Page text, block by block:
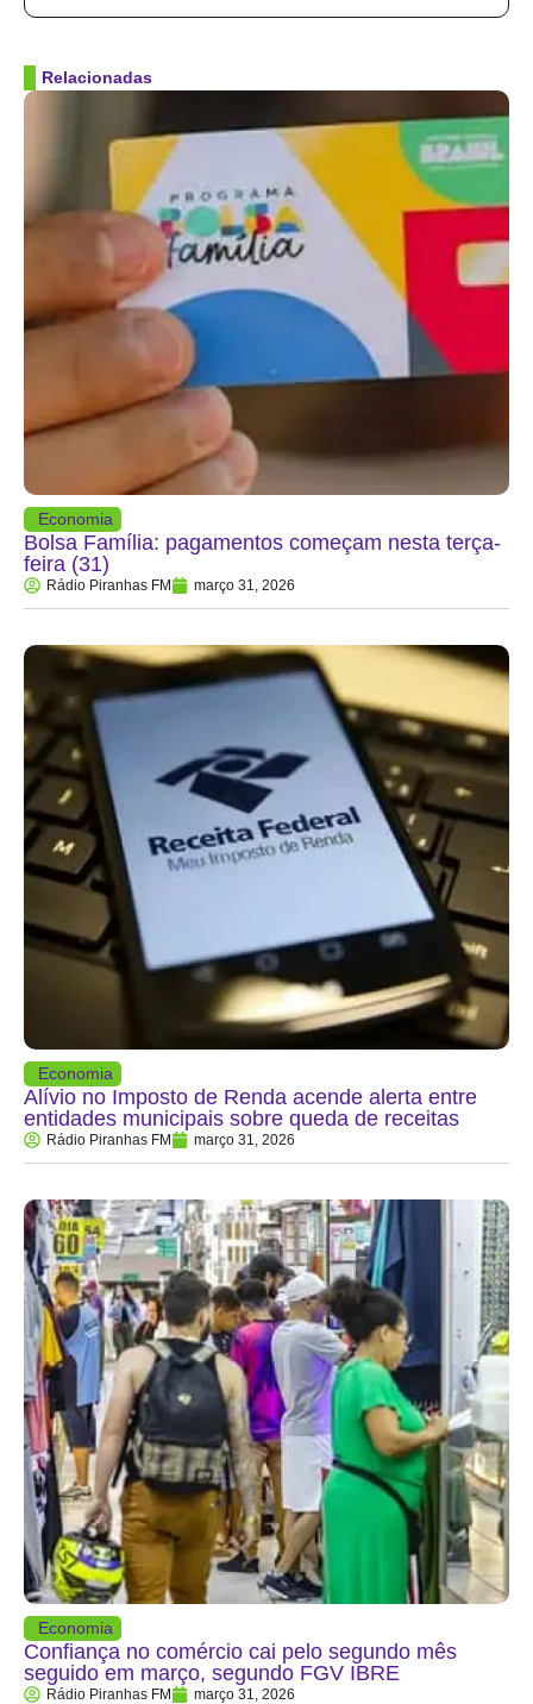
Relacionadas
Economia
Bolsa Família: pagamentos começam nesta terça-
feira (31)
Rádio Piranhas FM março 31, 2026
Economia
Alívio no Imposto de Renda acende alerta entre
entidades municipais sobre queda de receitas
Rádio Piranhas FM março 31, 2026
Economia
Confiança no comércio cai pelo segundo mês
seguido em março, segundo FGV IBRE
Rádio Piranhas FM março 31, 2026